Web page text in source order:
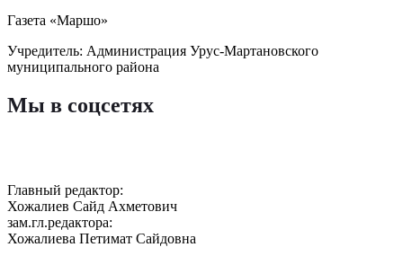
Газета «Маршо»
Учредитель: Администрация Урус-Мартановского
муниципального района
Мы в соцсетях
Главный редактор:
Хожалиев Сайд Ахметович
зам.гл.редактора:
Хожалиева Петимат Сайдовна